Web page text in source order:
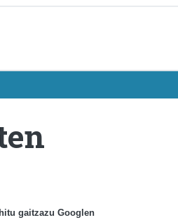
gaitzazu Googlen